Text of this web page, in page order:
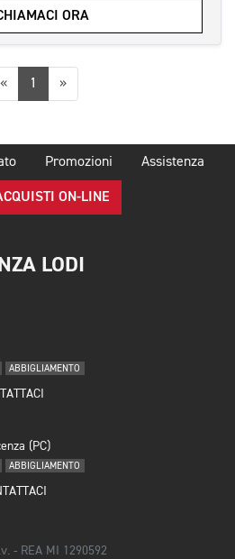
ORA
«Precedente
1 »Successiva
Promozioni Assistenza
ON-LINE
LODI
ABBIGLIAMENTO
(PC)
ABBIGLIAMENTO
- REA MI 1290592